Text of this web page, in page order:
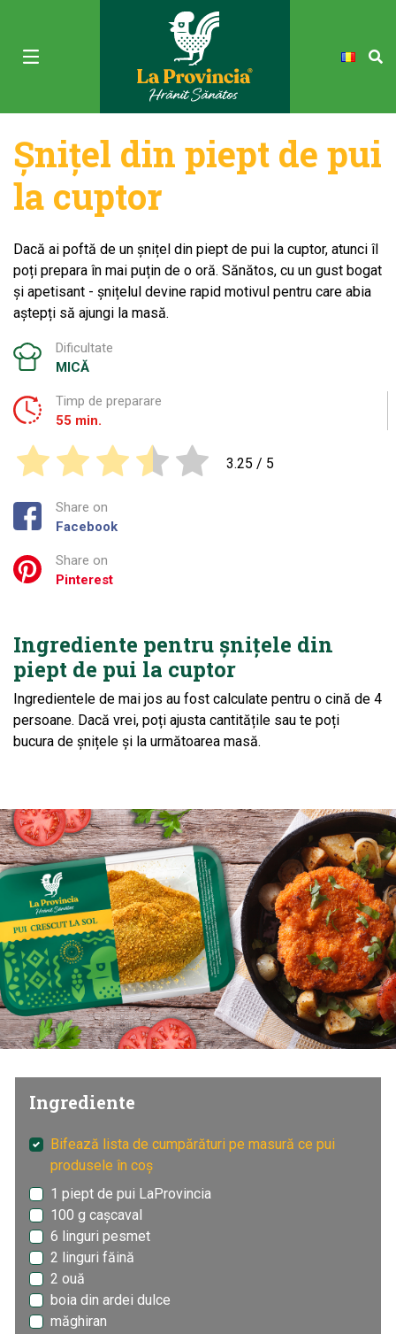
Șnițel din piept de pui
la cuptor
Dacă ai poftă de un șnițel din piept de pui la cuptor, atunci îl
poți prepara în mai puțin de o oră. Sănătos, cu un gust bogat
și apetisant - șnițelul devine rapid motivul pentru care abia
aștepți să ajungi la masă.
Dificultate
MICĂ
Timp de preparare
55 min.
3.25 / 5
Share on
Facebook
Share on
Pinterest
Ingrediente pentru șnițele din
piept de pui la cuptor
Ingredientele de mai jos au fost calculate pentru o cină de 4
persoane. Dacă vrei, poți ajusta cantitățile sau te poți
bucura de șnițele și la următoarea masă.
Ingrediente
Bifează lista de cumpărături pe masură ce pui
produsele în coș
1 piept de pui LaProvincia
100 g cașcaval
6 linguri pesmet
2 linguri făină
2 ouă
boia din ardei dulce
măghiran